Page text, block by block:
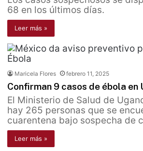
68 en los últimos días.
Leer más »
Maricela Flores febrero 11, 2025
Confirman 9 casos de ébola en
El Ministerio de Salud de
hay 265 personas que se
cuarentena bajo sospecha de
Leer más »